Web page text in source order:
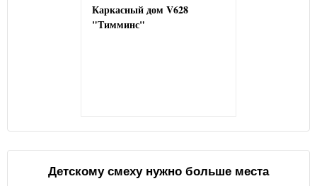
Каркасный дом V628
"Тимминс"
Детскому смеху нужно больше места